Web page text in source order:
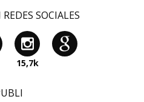
SOCIALES
15,7k